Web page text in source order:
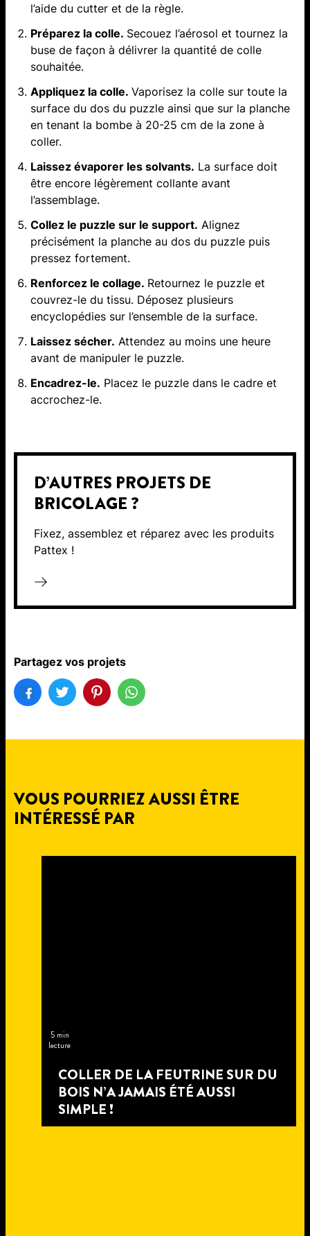
l’aide du cutter et de la règle.
Préparez la colle. Secouez l’aérosol et tournez la
buse de façon à délivrer la quantité de colle
souhaitée.
Appliquez la colle. Vaporisez la colle sur toute la
surface du dos du puzzle ainsi que sur la planche
en tenant la bombe à 20-25 cm de la zone à
coller.
Laissez évaporer les solvants. La surface doit
être encore légèrement collante avant
l’assemblage.
Collez le puzzle sur le support. Alignez
précisément la planche au dos du puzzle puis
pressez fortement.
Renforcez le collage. Retournez le puzzle et
couvrez-le du tissu. Déposez plusieurs
encyclopédies sur l’ensemble de la surface.
Laissez sécher. Attendez au moins une heure
avant de manipuler le puzzle.
Encadrez-le. Placez le puzzle dans le cadre et
accrochez-le.
D’AUTRES PROJETS DE
BRICOLAGE ?
Fixez, assemblez et réparez avec les produits
Pattex !
Partagez vos projets
VOUS POURRIEZ AUSSI ÊTRE
INTÉRESSÉ PAR
5 min
lecture
COLLER DE LA FEUTRINE SUR DU
BOIS N’A JAMAIS ÉTÉ AUSSI
SIMPLE !